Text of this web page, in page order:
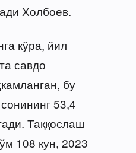
Холбоев.
кўра, йил
савдо
бу
53,4
Таққослаш
108 кун, 2023